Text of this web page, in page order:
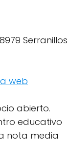
Serranillos
web
abierto.
educativo
nota media